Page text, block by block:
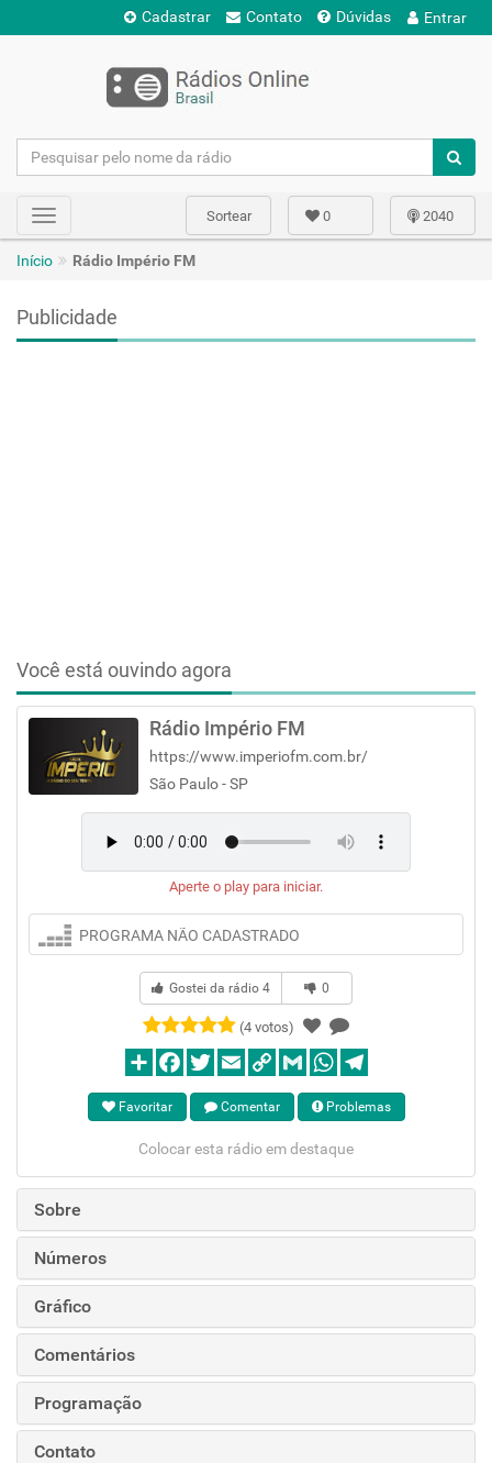
Cadastrar Contato Dúvidas Entrar
Toggle
navigation
2040
0
Sortear
Início Rádio Império FM
Publicidade
Você está ouvindo agora
Rádio Império FM
https://www.imperiofm.com.br/
São Paulo - SP
Aperte o play para iniciar.
PROGRAMA NÃO CADASTRADO
Gostei da rádio 4 0
(4 votos)
Favoritar Comentar Problemas
Colocar esta rádio em destaque
Sobre
Números
Gráfico
Comentários
Programação
Contato